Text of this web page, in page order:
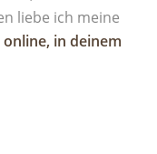
liebe ich meine
in deinem